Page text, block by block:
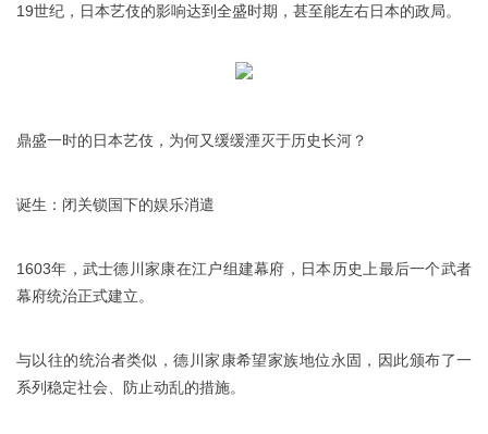
19世纪，日本艺伎的影响达到全盛时期，甚至能左右日本的政局。
鼎盛一时的日本艺伎，为何又缓缓湮灭于历史长河？
诞生：闭关锁国下的娱乐消遣
1603年，武士德川家康在江户组建幕府，日本历史上最后一个武者
幕府统治正式建立。
与以往的统治者类似，德川家康希望家族地位永固，因此颁布了一
系列稳定社会、防止动乱的措施。